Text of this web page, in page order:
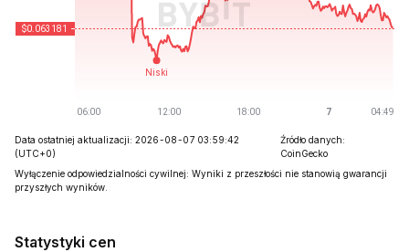
Data ostatniej aktualizacji: 2026-08-07 03:59:42
(UTC+0)
Źródło danych:
CoinGecko
Wyłączenie odpowiedzialności cywilnej: Wyniki z przeszłości nie stanowią gwarancji
przyszłych wyników.
Statystyki cen